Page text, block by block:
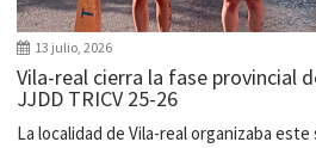
13 julio, 2026
Vila-real cierra la fase provincial
JJDD TRICV 25-26
La localidad de Vila-real organizaba